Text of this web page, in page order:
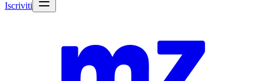
Iscriviti